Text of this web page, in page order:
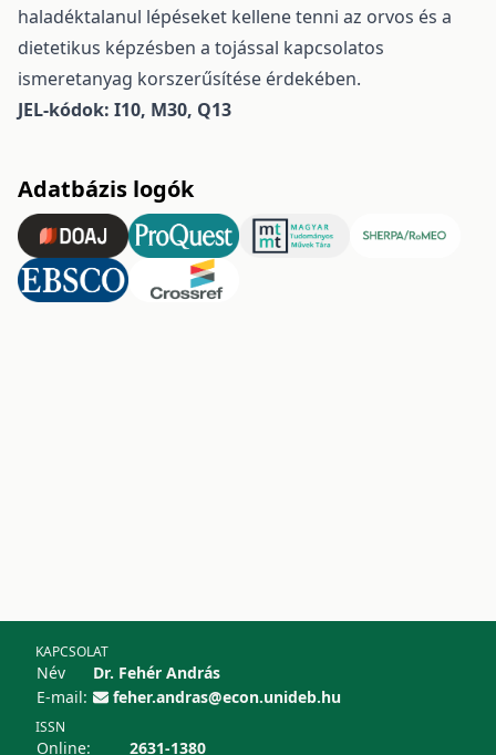
haladéktalanul lépéseket kellene tenni az orvos és a
dietetikus képzésben a tojással kapcsolatos
ismeretanyag korszerűsítése érdekében.
JEL-kódok: I10, M30, Q13
Adatbázis logók
KAPCSOLAT
Név
Dr. Fehér András
E-mail:
feher.andras@econ.unideb.hu
ISSN
Online: 2631-1380